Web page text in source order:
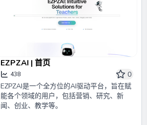
EZPZAI | 首页
438
0
EZPZAI是一个全方位的AI驱动平台，旨在赋
能各个领域的用户，包括营销、研究、新
闻、创业、教学等。